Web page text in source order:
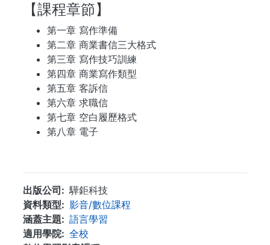
【課程章節】
第一章 寫作準備
第二章 商業書信三大格式
第三章 寫作技巧訓練
第四章 商業寫作類型
第五章 客訴信
第六章 求職信
第七章 空白履歷格式
第八章 電子
出版公司
驊鉅科技
資料類型
影音/數位課程
涵蓋主題
語言學習
適用學院
全校